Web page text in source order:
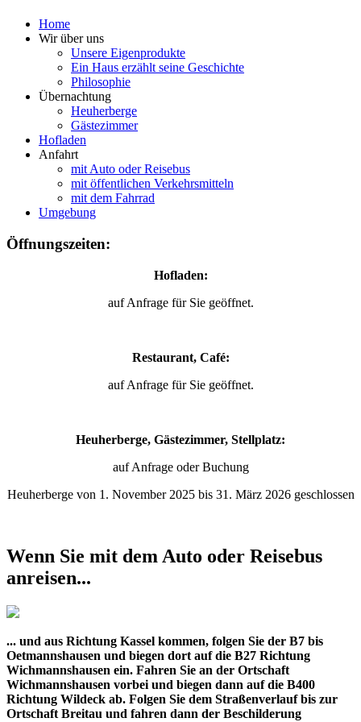
Home
Wir über uns
Unsere Eigenprodukte
Ein Haus erzählt seine Geschichte
Philosophie
Übernachtung
Heuherberge
Gästezimmer
Hofladen
Anfahrt
mit Auto oder Reisebus
mit öffentlichen Verkehrsmitteln
mit dem Fahrrad
Umgebung
Öffnungszeiten:
Hofladen:
auf Anfrage für Sie geöffnet.
Restaurant, Café:
auf Anfrage für Sie geöffnet.
Heuherberge, Gästezimmer, Stellplatz:
auf Anfrage oder Buchung
Heuherberge von 1. November 2025 bis 31. März 2026 geschlossen
Wenn Sie mit dem Auto oder Reisebus
anreisen...
... und aus Richtung Kassel kommen, folgen Sie der B7 bis
Oetmannshausen und biegen dort auf die B27 Richtung
Wichmannshausen ein. Fahren Sie an der Ortschaft
Wichmannshausen vorbei und biegen dann auf die B400
Richtung Wildeck ab. Folgen Sie dem Straßenverlauf bis zur
Ortschaft Breitau und fahren dann der Beschilderung